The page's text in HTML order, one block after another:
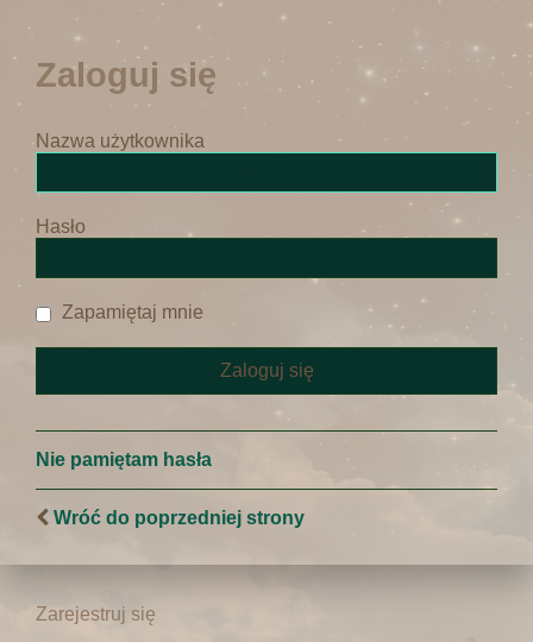
Zaloguj się
Nazwa użytkownika
Hasło
Zapamiętaj mnie
Nie pamiętam hasła
Wróć do poprzedniej strony
Zarejestruj się